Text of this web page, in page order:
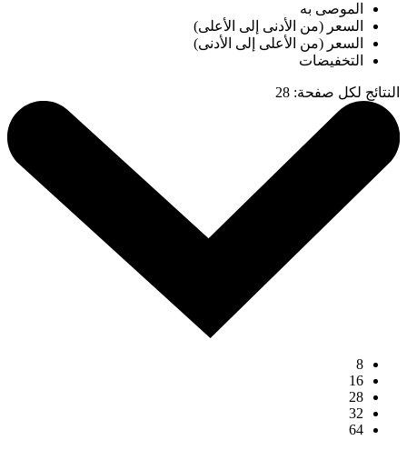
الموصى به
السعر (من الأدنى إلى الأعلى)
السعر (من الأعلى إلى الأدنى)
التخفيضات
النتائج لكل صفحة:
28
8
16
28
32
64